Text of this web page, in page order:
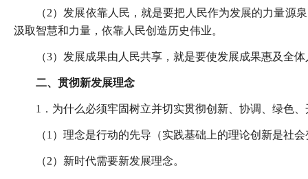
（2）发展依靠人民，就是要把人民作为发展的力量源
汲取智慧和力量，依靠人民创造历史伟业。
（3）发展成果由人民共享，就是要使发展成果惠及全
二、贯彻新发展理念
1．为什么必须牢固树立并切实贯彻创新、协调、绿色
（1）理念是行动的先导（实践基础上的理论创新是社
（2）新时代需要新发展理念。